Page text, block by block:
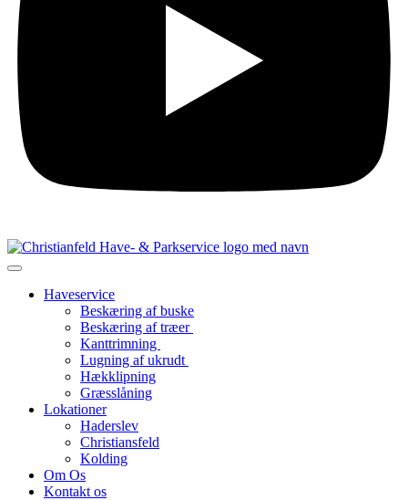
Haveservice
Beskæring af buske
Beskæring af træer
Kanttrimning
Lugning af ukrudt
Hækklipning
Græsslåning
Lokationer
Haderslev
Christiansfeld
Kolding
Om Os
Kontakt os